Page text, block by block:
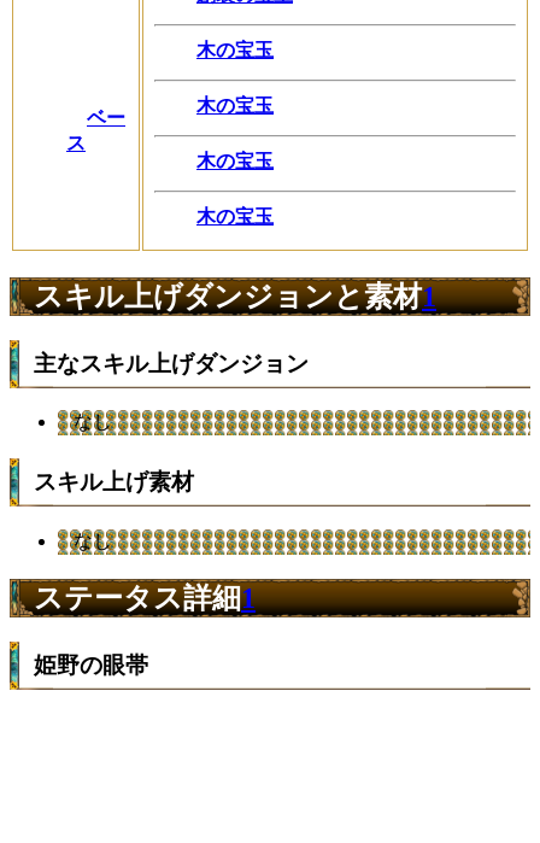
ベー
ス
木の宝玉
木の宝玉
木の宝玉
木の宝玉
スキル上げダンジョンと素材1
主なスキル上げダンジョン
なし
スキル上げ素材
なし
ステータス詳細1
姫野の眼帯